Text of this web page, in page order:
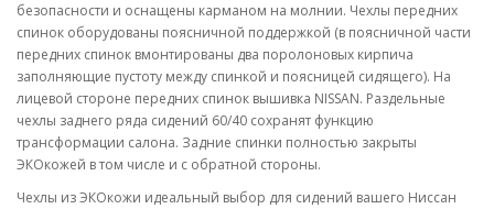
безопасности и оснащены карманом на молнии. Чехлы передних
спинок оборудованы поясничной поддержкой (в поясничной части
передних спинок вмонтированы два поролоновых кирпича
заполняющие пустоту между спинкой и поясницей сидящего). На
лицевой стороне передних спинок вышивка NISSAN. Раздельные
чехлы заднего ряда сидений 60/40 сохранят функцию
трансформации салона. Задние спинки полностью закрыты
ЭКОкожей в том числе и с обратной стороны.
Чехлы из ЭКОкожи идеальный выбор для сидений вашего Ниссан